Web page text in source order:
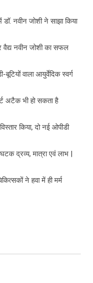
नवीन जोशी ने साझा किया
वैद्य नवीन जोशी का सफल
वाला आयुर्वेदिक स्वर्ग
अटैक भी हो सकता है
किया, दो नई ओपीडी
घटक द्रव्य, मात्रा एवं लाभ |
ने हवा में ही मर्म